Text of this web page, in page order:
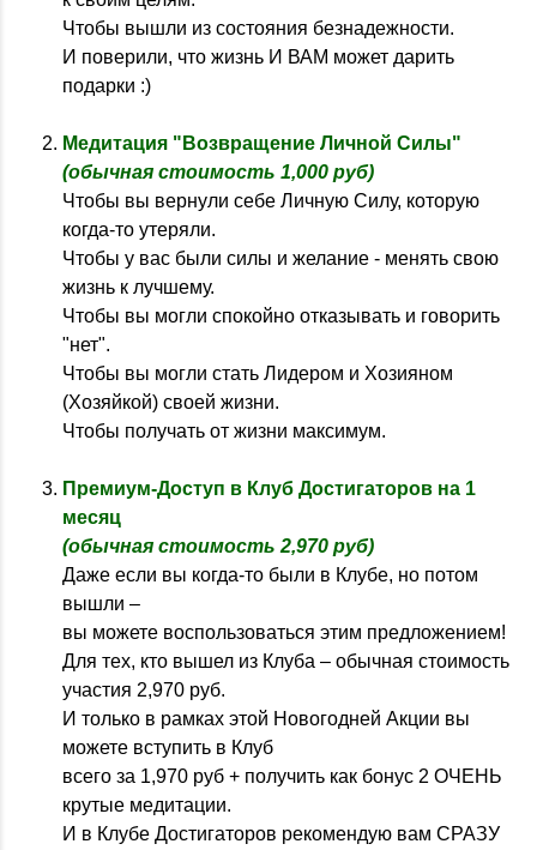
Чтобы вышли из состояния безнадежности.
И поверили, что жизнь И ВАМ может дарить
подарки :)
Медитация "Возвращение Личной Силы"
(обычная стоимость 1,000 руб)
Чтобы вы вернули себе Личную Силу, которую
когда-то утеряли.
Чтобы у вас были силы и желание - менять свою
жизнь к лучшему.
Чтобы вы могли спокойно отказывать и говорить
"нет".
Чтобы вы могли стать Лидером и Хозияном
(Хозяйкой) своей жизни.
Чтобы получать от жизни максимум.
Премиум-Доступ в Клуб Достигаторов на 1
месяц
(обычная стоимость 2,970 руб)
Даже если вы когда-то были в Клубе, но потом
вышли –
вы можете воспользоваться этим предложением!
Для тех, кто вышел из Клуба – обычная стоимость
участия 2,970 руб.
И только в рамках этой Новогодней Акции вы
можете вступить в Клуб
всего за 1,970 руб + получить как бонус 2 ОЧЕНЬ
крутые медитации.
И в Клубе Достигаторов рекомендую вам СРАЗУ